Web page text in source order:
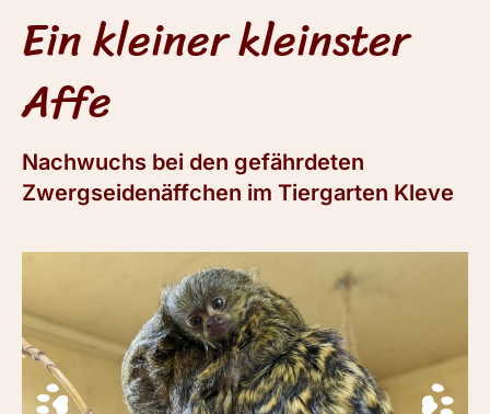
Ein kleiner kleinster
Affe
Nachwuchs bei den gefährdeten
Zwergseidenäffchen im Tiergarten Kleve